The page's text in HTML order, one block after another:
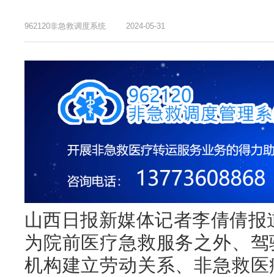
962120非急救调度系统 2024-05-31
山西日报新媒体记者李倩倩
为院前医疗急救服务之外、
机构建立劳动关系、非急救